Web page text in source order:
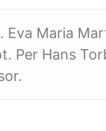
Eva Maria
Per Hans